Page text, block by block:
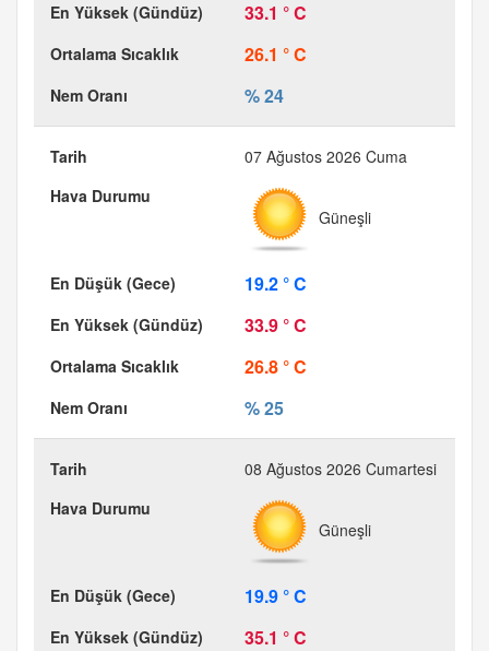
33.1 ° C
26.1 ° C
% 24
07 Ağustos 2026 Cuma
Güneşli
19.2 ° C
33.9 ° C
26.8 ° C
% 25
08 Ağustos 2026 Cumartesi
Güneşli
19.9 ° C
35.1 ° C